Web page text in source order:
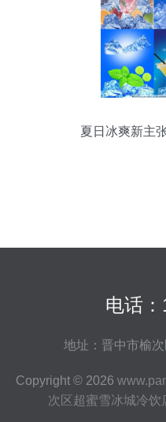
夏日冰爽新主
电话
地址：晋中市榆
Copyright © 2026
次区超蜜雪冰城冷饮